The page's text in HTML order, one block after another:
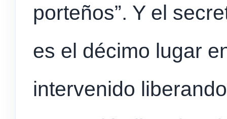
porteños”. Y el
es el décimo lugar
intervenido